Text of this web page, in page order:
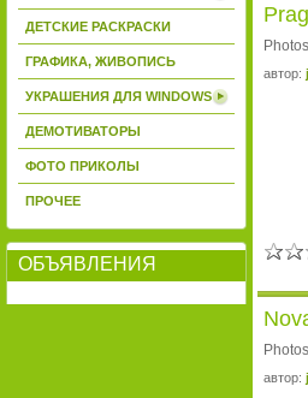
ДЕТСКИЕ РАСКРАСКИ
ГРАФИКА, ЖИВОПИСЬ
УКРАШЕНИЯ ДЛЯ WINDOWS
ДЕМОТИВАТОРЫ
ФОТО ПРИКОЛЫ
ПРОЧЕЕ
ОБЪЯВЛЕНИЯ
автор:
автор: